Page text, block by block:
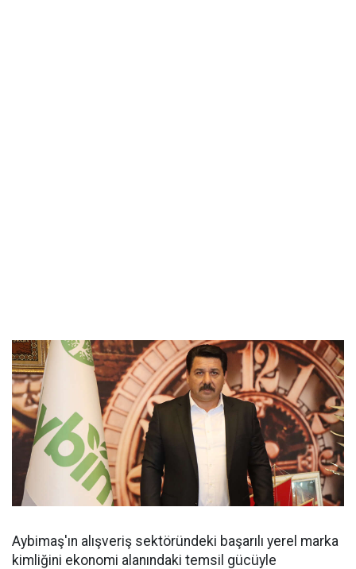
Aybimaş'ın alışveriş sektöründeki başarılı yerel marka
kimliğini ekonomi alanındaki temsil gücüyle